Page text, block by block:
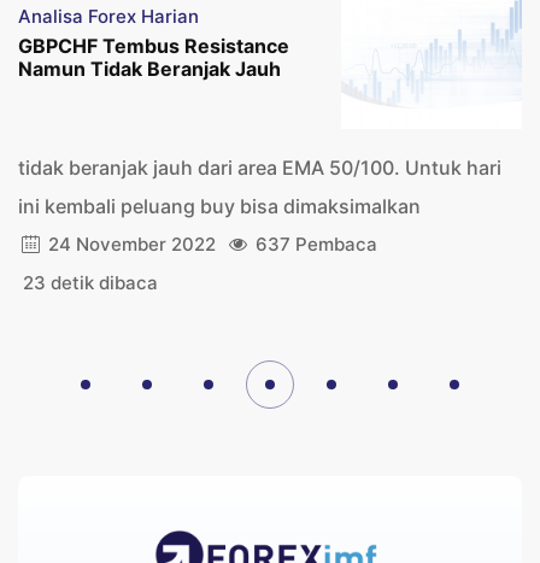
Analisa Forex Harian
GBPCHF Tembus Resistance
Namun Tidak Beranjak Jauh
tidak beranjak jauh dari area EMA 50/100. Untuk hari
ini kembali peluang buy bisa dimaksimalkan
24 November 2022
637 Pembaca
23 detik dibaca